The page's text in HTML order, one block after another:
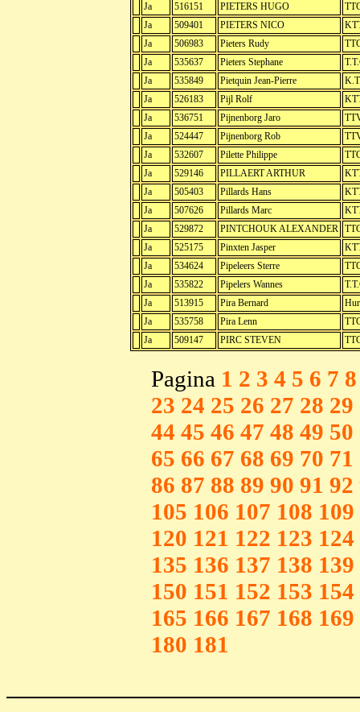
Ja
516151 PIETERS HUGO
Ja
509401 PIETERS NICO
Ja
506983 Pieters Rudy
Ja
535637 Pieters Stephane
Ja
535849 Pietquin Jean-Pierre
Ja
526183 Pijl Rolf
Ja
536751 Pijnenborg Jaro
Ja
524447 Pijnenborg Rob
Ja
532607 Pilette Philippe
Ja
529146 PILLAERT ARTHUR
Ja
505403 Pillards Hans
Ja
507626 Pillards Marc
Ja
529872 PINTCHOUK ALEXANDER
Ja
525175 Pinxten Jasper
Ja
534624 Pipeleers Sterre
Ja
535822 Pipelers Wannes
Ja
513915 Pira Bernard
Ja
535758 Pira Lenn
Ja
509147 PIRC STEVEN
Pagina 1 2 3 4 5 6 7 8
23 24 25 26 27 28 29
44 45 46 47 48 49 50
65 66 67 68 69 70 71
86 87 88 89 90 91 92
105 106 107 108 109
120 121 122 123 124
135 136 137 138 139
150 151 152 153 154
165 166 167 168 169
180 181